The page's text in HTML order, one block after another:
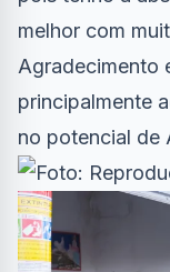
melhor com
Agradecimento
principalmente
no potencial de